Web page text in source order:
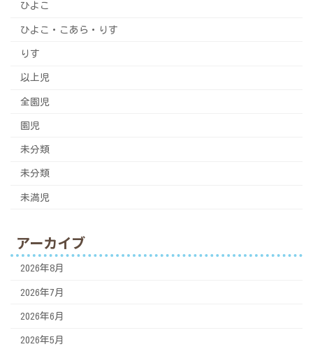
ひよこ
ひよこ・こあら・りす
りす
以上児
全園児
園児
未分類
未分類
未満児
アーカイブ
2026年8月
2026年7月
2026年6月
2026年5月